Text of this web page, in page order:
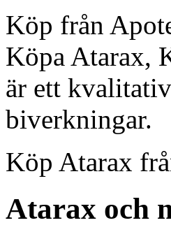
Köp från
Köpa Atarax,
är ett
biverkningar.
Köp Atarax
Atarax och